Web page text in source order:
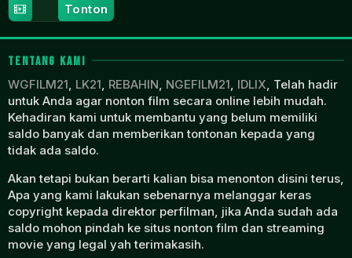
12
Dec
2010
Roman
Karimov
Tonton
TENTANG KAMI
WGFILM21, LK21, REBAHIN, NGEFILM21, IDLIX, Telah hadir
untuk Anda agar nonton film secara online lebih mudah.
Kehadiran kami untuk membantu yang belum memiliki
saldo banyak dan memberikan tontonan kepada yang
tidak ada saldo.
Akan tetapi bukan berarti kalian bisa menonton disini terus,
Apa yang kami lakukan sebenarnya melanggar keras
copyright kepada direktor perfilman, jika Anda sudah ada
saldo mohon pindah ke situs nonton film dan streaming
movie yang legal yah terimakasih.